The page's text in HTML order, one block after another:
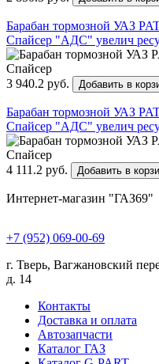
Барабан тормозной УАЗ
Спайсер "АДС" увелич
3 940.2 руб. Добавить в
Барабан тормозной УАЗ
Спайсер "АДС" увелич
4 111.2 руб. Добавить в
Интернет-магазин "ГАЗ69"
+7 (952) 069-00-69
г. Тверь, Вагжановский
д. 14
Контакты
Доставка и оплата
Автозапчасти
Каталог ГАЗ